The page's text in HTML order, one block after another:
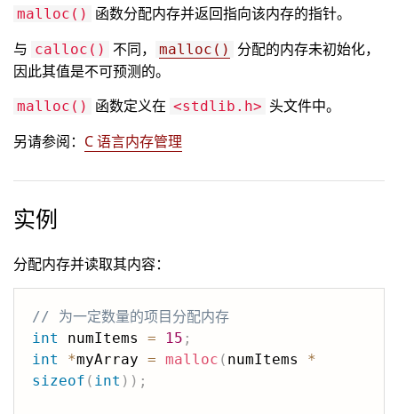
malloc()
函数分配内存并返回指向该内存的指针。
与 calloc() 不同， malloc()
分配的内存未初始化，
因此其值是不可预测的。
malloc() 函数定义在 <stdlib.h> 头文件中。
另请参阅： C 语言内存管理
实例
分配内存并读取其内容：
// 为一定数量的项目分配内存
int
numItems = 15 ;
int
*myArray = malloc ( numItems *
sizeof ( int ) ) ;